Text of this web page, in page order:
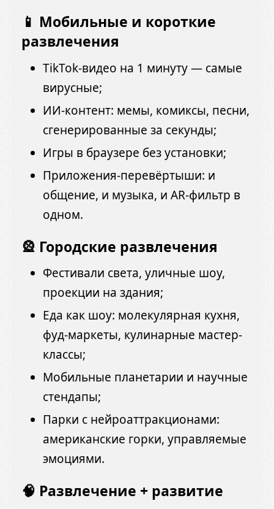
📱 Мобильные и короткие
развлечения
TikTok-видео на 1 минуту — самые
вирусные;
ИИ-контент: мемы, комиксы, песни,
сгенерированные за секунды;
Игры в браузере без установки;
Приложения-перевёртыши: и
общение, и музыка, и AR-фильтр в
одном.
🎡 Городские развлечения
Фестивали света, уличные шоу,
проекции на здания;
Еда как шоу: молекулярная кухня,
фуд-маркеты, кулинарные мастер-
классы;
Мобильные планетарии и научные
стендапы;
Парки с нейроаттракционами:
американские горки, управляемые
эмоциями.
🧠 Развлечение + развитие